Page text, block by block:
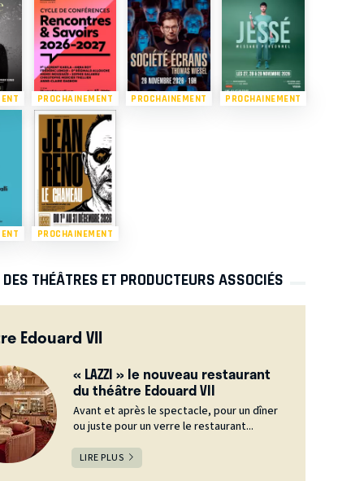
PROCHAINEMENT PROCHAINEMENT PROCHAINEMENT
PROCHAINEMENT
THÉÂTRES ET PRODUCTEURS ASSOCIÉS
Edouard VII
« LAZZI » le nouveau restaurant
du théâtre Edouard VII
Avant et après le spectacle, pour un dîner
ou juste pour un verre le restaurant...
LIRE PLUS